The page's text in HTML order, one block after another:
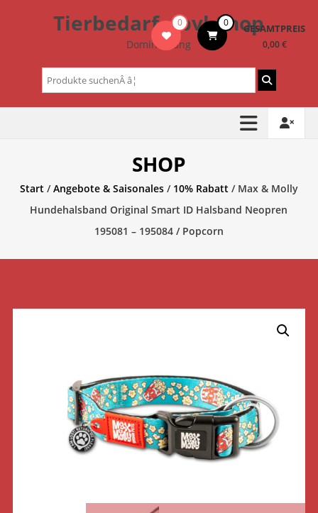
Tierbedarf – bvl-Shop
Dominik Lang
0 0 GESAMTPREIS
0,00 €
Suchen
nach:
SHOP
Start/Angebote & Saisonales/ 10% Rabatt/ Max & Molly
Hundehalsband Original Smart ID Halsband Neopren
195081 – 195084 / Popcorn